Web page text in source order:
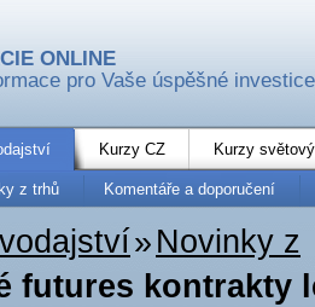
ONLINE
pro Vaše úspěšné investice
Kurzy CZ Kurzy
z trhů Komentáře a doporučení
» Novinky z
futures kontrakty